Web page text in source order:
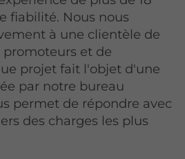
fiabilité. Nous nous
à une clientèle de
promoteurs et de
projet fait l'objet d'une
par notre bureau
permet de répondre avec
des charges les plus